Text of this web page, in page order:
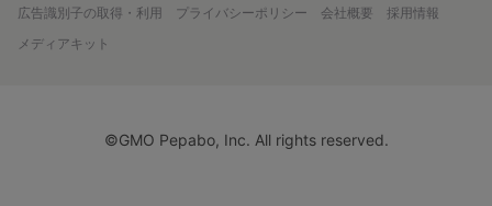
広告識別子の取得・利用
プライバシーポリシー 会社概要
採用情報
メディアキット
©GMO Pepabo, Inc. All rights reserved.